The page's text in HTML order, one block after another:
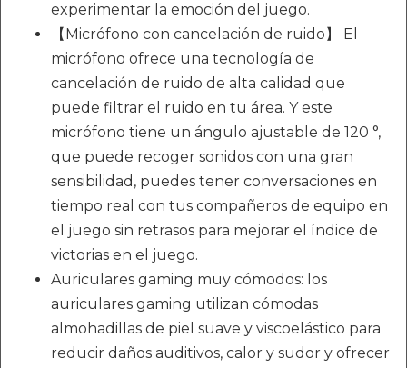
experimentar la emoción del juego.
【Micrófono con cancelación de ruido】 El
micrófono ofrece una tecnología de
cancelación de ruido de alta calidad que
puede filtrar el ruido en tu área. Y este
micrófono tiene un ángulo ajustable de 120 °,
que puede recoger sonidos con una gran
sensibilidad, puedes tener conversaciones en
tiempo real con tus compañeros de equipo en
el juego sin retrasos para mejorar el índice de
victorias en el juego.
Auriculares gaming muy cómodos: los
auriculares gaming utilizan cómodas
almohadillas de piel suave y viscoelástico para
reducir daños auditivos, calor y sudor y ofrecer